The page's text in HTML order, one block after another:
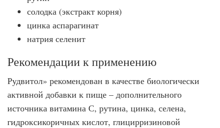
солодка (экстракт корня)
цинка аспарагинат
натрия селенит
Рекомендации к применению
Рудвитол» рекомендован в качестве биологически
активной добавки к пище – дополнительного
источника витамина С, рутина, цинка, селена,
гидроксикоричных кислот, глицирризиновой